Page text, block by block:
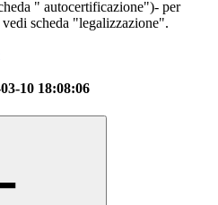
" autocertificazione")- per
scheda "legalizzazione".
10 18:08:06